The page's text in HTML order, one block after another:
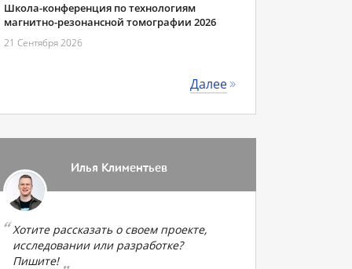
Школа-конференция по технологиям
магнитно-резонансной томографии 2026
21 Сентября 2026
Далее
Илья Климентьев
Хотите рассказать о своем проекте,
исследовании или разработке?
Пишите!